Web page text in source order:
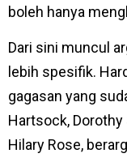
boleh hanya
Dari sini muncul
lebih spesifik.
gagasan yang
Hartsock, Dorothy
Hilary Rose,